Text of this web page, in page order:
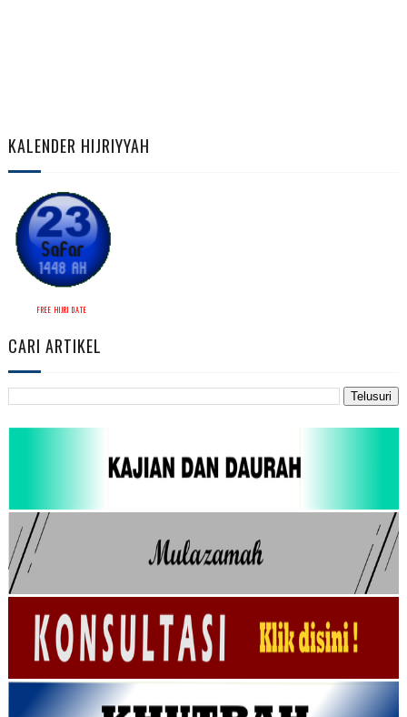
KALENDER HIJRIYYAH
FREE HIJRI DATE
CARI ARTIKEL